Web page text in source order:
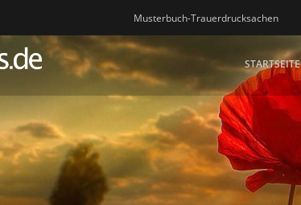
Musterbuch-Trauerdrucksachen
STARTSEITE